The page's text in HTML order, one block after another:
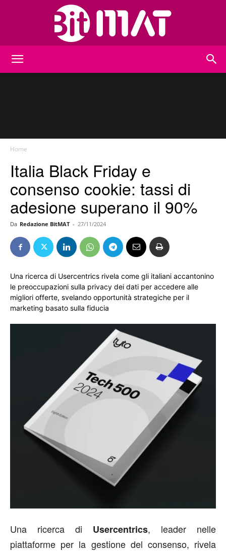
Home
Italia Black Friday e
consenso cookie: tassi di
adesione superano il 90%
Da Redazione BitMAT - 27/11/2024
Una ricerca di Usercentrics rivela come gli italiani accantonino
le preoccupazioni sulla privacy dei dati per accedere alle
migliori offerte, svelando opportunità strategiche per il
marketing basato sulla fiducia
Una ricerca di Usercentrics, leader nelle
piattaforme per la gestione del consenso, rivela